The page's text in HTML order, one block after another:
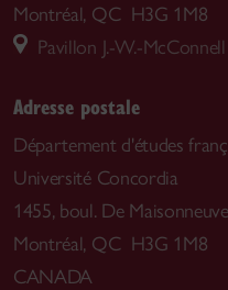
Montréal, QC H3G 1M8
Pavillon J.-W.-
Adresse postale
Département d'études
Université Concordia
1455, boul. De
Montréal, QC H3G 1M8
CANADA